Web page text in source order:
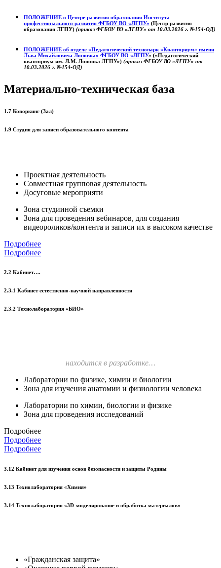
ПОЛОЖЕНИЕ о Центре развития образования Института
профессионального развития ФГБОУ ВО «ЛГПУ» (Центр развития
образования ЛГПУ) (приказ ФГБОУ ВО «ЛГПУ» от 10.03.2026 г. №154-ОД)
ПОЛОЖЕНИЕ об отделе «Педагогический технопарк «Кванториум» имени
Льва Михайловича Лоповка» ФГБОУ ВО «ЛГПУ» («Педагогический
кванториум им. Л.М. Лоповка ЛГПУ») (приказ ФГБОУ ВО «ЛГПУ» от
10.03.2026 г. №154-ОД)
Материально-техническая база
1.7 Коворкинг (Зал)
1.9 Студия для записи образовательного контента
Проектная деятельность
Совместная групповая деятельность
Досуговые мероприяти
Зона студииной съемки
Зона для проведения вебинаров, для создания
видеороликов/контента и записи их в высоком качестве
Подробнее
Подробнее
2.2 Кабинет….
2.3.1 Кабинет естественно-научной направленности
2.3.2 Технолаборатория «БИО»
находится в разработке…
Лаборатории по физике, химии и биологии
Зона для изучения анатомии и физиологии человека
Лаборатории по химии, биологии и физике
Зона для проведения исследований
Подробнее
Подробнее
Подробнее
3.12 Кабинет для изучения основ безопасности и защиты Родины
3.13 Технолаборатория «Химия»
3.14 Технолаборатория «3D-моделирование и обработка материалов»
«Гражданская защита»